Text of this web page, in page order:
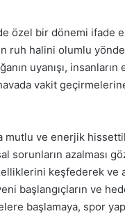
özel bir dönemi ifade
ruh halini olumlu
uyanışı, insanların
vakit
mutlu ve enerjik
azalması
keşfederek ve
başlangıçların ve
başlamaya, spor